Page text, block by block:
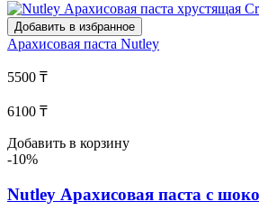
Добавить в избранное
Арахисовая паста Nutley
5500 ₸
6100 ₸
Добавить в корзину
-10%
Nutley Арахисовая паста с